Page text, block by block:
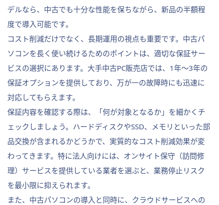
デルなら、中古でも十分な性能を保ちながら、新品の半額程
度で導入可能です。
コスト削減だけでなく、長期運用の視点も重要です。中古パ
ソコンを長く使い続けるためのポイントは、適切な保証サー
ビスの選択にあります。大手中古PC販売店では、1年〜3年の
保証オプションを提供しており、万が一の故障時にも迅速に
対応してもらえます。
保証内容を確認する際は、「何が対象となるか」を細かくチ
ェックしましょう。ハードディスクやSSD、メモリといった部
品交換が含まれるかどうかで、実質的なコスト削減効果が変
わってきます。特に法人向けには、オンサイト保守（訪問修
理）サービスを提供している業者を選ぶと、業務停止リスク
を最小限に抑えられます。
また、中古パソコンの導入と同時に、クラウドサービスへの